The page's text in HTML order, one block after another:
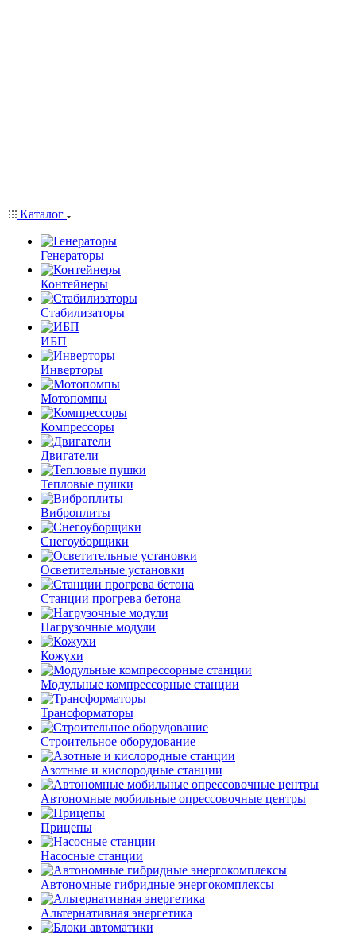
Каталог
Генераторы
Контейнеры
Стабилизаторы
ИБП
Инверторы
Мотопомпы
Компрессоры
Двигатели
Тепловые пушки
Виброплиты
Снегоуборщики
Осветительные установки
Станции прогрева бетона
Нагрузочные модули
Кожухи
Модульные компрессорные станции
Трансформаторы
Строительное оборудование
Азотные и кислородные станции
Автономные мобильные опрессовочные центры
Прицепы
Насосные станции
Автономные гибридные энергокомплексы
Альтернативная энергетика